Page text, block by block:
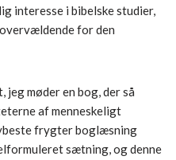
interesse i bibelske studier,
for den
møder en bog, der så
af menneskeligt
frygter boglæsning
sætning, og denne